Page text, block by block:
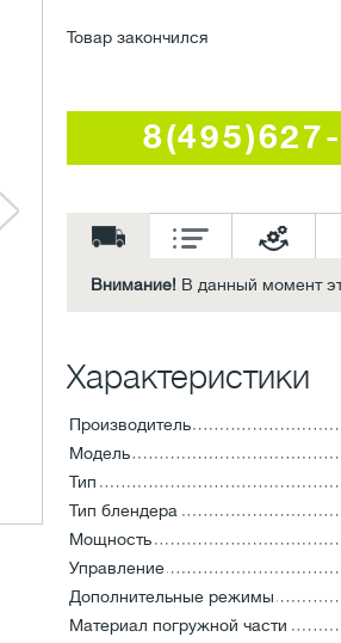
Товар закончился
Внимание! В данный момент
Характеристики
Производитель
Модель
Тип
Тип блендера
Мощность
Управление
Дополнительные режимы
Материал погружной части